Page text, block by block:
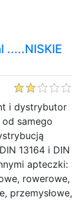
i dystrybutor
od samego
13164 i DIN
apteczki:
rowerowe,
przemysłowe,